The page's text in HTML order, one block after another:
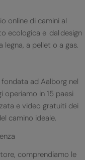
online di camini al
ecologica e dal design
a pellet o a gas.
ad Aalborg nel
operiamo in 15 paesi
e video gratuiti dei
camino ideale.
comprendiamo le